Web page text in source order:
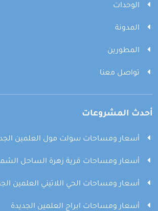
الوحدات
المدونة
المطورين
تواصل معنا
أحدث المشروعات
أسعار ومساحات سولت مول العلمين
أسعار ومساحات قرية زهرة الساحل
أسعار ومساحات الحي اللاتيني العلمين
أسعار ومساحات ابراج العلمين الجديدة